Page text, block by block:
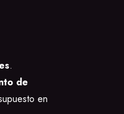
.
de
en